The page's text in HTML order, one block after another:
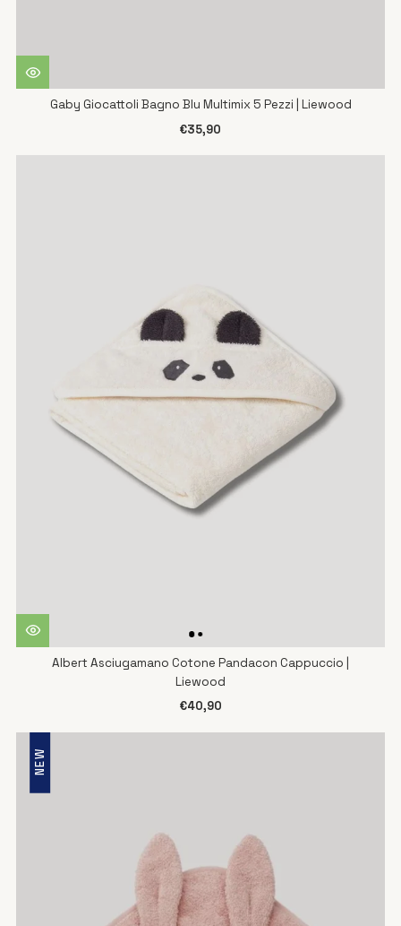
Gaby Giocattoli Bagno Blu Multimix 5 Pezzi | Liewood
€35,90
Albert Asciugamano Cotone Pandacon Cappuccio |
Liewood
€40,90
NEW